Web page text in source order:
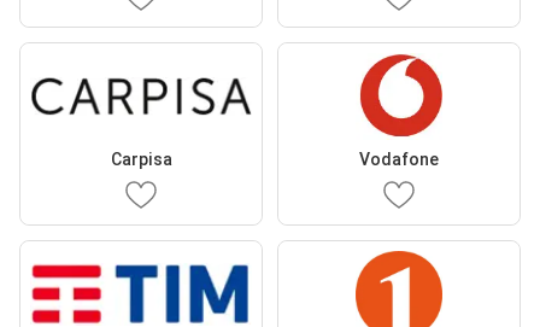
Carpisa Vodafone